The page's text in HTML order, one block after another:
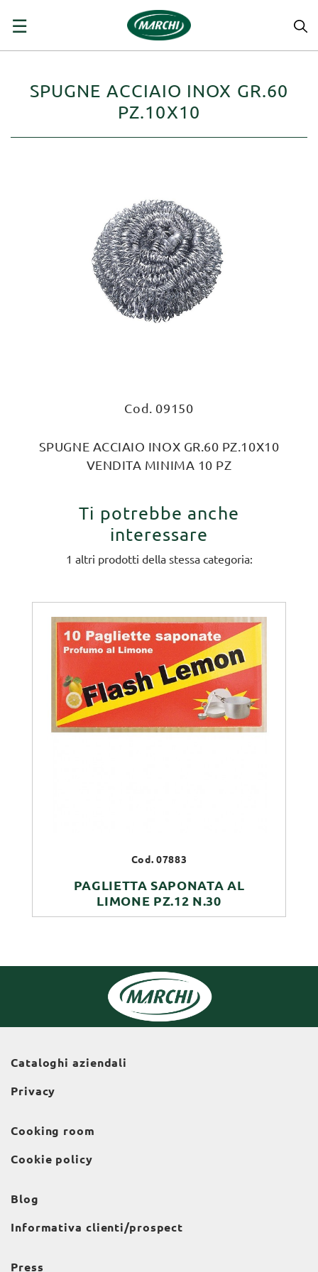
navigazione
☰
SPUGNE ACCIAIO INOX GR.60
PZ.10X10
Cod. 09150
SPUGNE ACCIAIO INOX GR.60 PZ.10X10
VENDITA MINIMA 10 PZ
Ti potrebbe anche
interessare
1 altri prodotti della stessa categoria:
Cod. 07883
PAGLIETTA SAPONATA AL
LIMONE PZ.12 N.30
Cataloghi aziendali
Privacy
Cooking room
Cookie policy
Blog
Informativa clienti/prospect
Press